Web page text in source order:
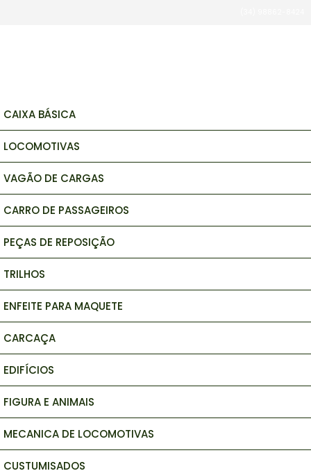
CAIXA BÁSICA
LOCOMOTIVAS
VAGÃO DE CARGAS
CARRO DE PASSAGEIROS
PEÇAS DE REPOSIÇÃO
TRILHOS
ENFEITE PARA MAQUETE
CARCAÇA
EDIFÍCIOS
FIGURA E ANIMAIS
MECANICA DE LOCOMOTIVAS
CUSTUMISADOS